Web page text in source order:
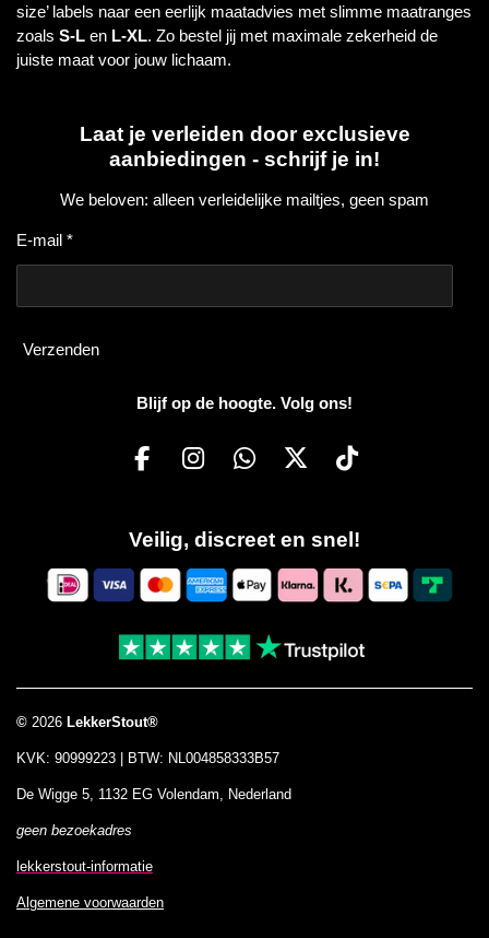
size’ labels naar een eerlijk maatadvies met slimme maatranges
zoals S-L en L-XL. Zo bestel jij met maximale zekerheid de
juiste maat voor jouw lichaam.
Laat je verleiden door exclusieve
aanbiedingen - schrijf je in!
We beloven: alleen verleidelijke mailtjes, geen spam
E-mail *
Verzenden
Blijf op de hoogte. Volg ons!
F
e
b
o
k
I
t
a
g
a
m
W
t
s
A
p
X
T
T
o
k
Veilig, discreet en snel!
© 2026 LekkerStout®
KVK: 90999223 | BTW: NL004858333B57
De Wigge 5, 1132 EG Volendam, Nederland
geen bezoekadres
lekkerstout-informatie
Algemene voorwaarden